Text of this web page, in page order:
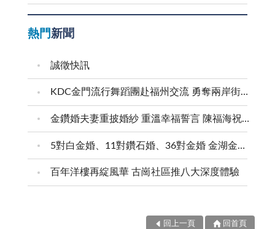
熱門新聞
誠徵快訊
KDC金門流行舞蹈團赴福州交流 勇奪兩岸街舞賽三等獎
金鑽婚夫妻重披婚紗 重溫幸福誓言 陳福海祝福牽手半世紀 情深相守成典範
5對白金婚、11對鑽石婚、36對金婚 金湖金沙夫妻共享榮耀時刻 陳福海表揚金鑽婚夫妻 向半世紀相守家庭典範致敬
百年洋樓再綻風華 古崗社區推八大深度體驗
回上一頁 回首頁